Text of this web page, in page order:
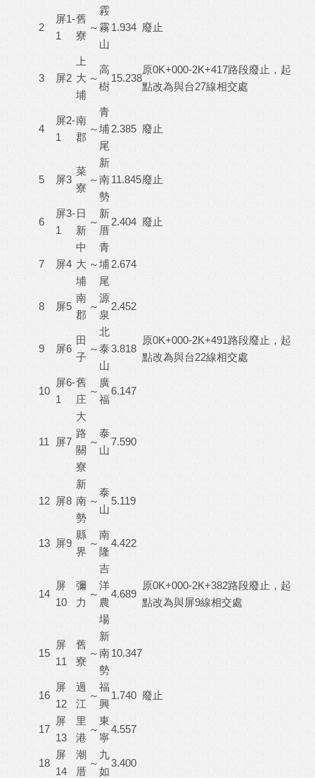
2
屏1-
1
舊
寮
～
霚
霧
山
1.934 廢止
3 屏2
上
大
埔
～
高
樹
15.238
原0K+000-2K+417路段廢止，起
點改為與台27線相交處
4
屏2-
1
南
郡
～
青
埔
尾
2.385 廢止
5 屏3
菜
寮
～
新
南
勢
11.845廢止
6
屏3-
1
日
新
～
新
厝
2.404 廢止
7 屏4
中
大
埔
～
青
埔
尾
2.674
8 屏5
南
郡
～
源
泉
2.452
9 屏6
田
子
～
北
泰
山
3.818
原0K+000-2K+491路段廢止，起
點改為與台22線相交處
10
屏6-
1
舊
庄
～
廣
福
6.147
11 屏7
大
路
關
寮
～
泰
山
7.590
12 屏8
新
南
勢
～
泰
山
5.119
13 屏9
縣
界
～
南
隆
4.422
14
屏
10
彌
力
～
吉
洋
農
場
4.689
原0K+000-2K+382路段廢止，起
點改為與屏9線相交處
15
屏
11
舊
寮
～
新
南
勢
10.347
16
屏
12
過
江
～
福
興
1.740 廢止
17
屏
13
里
港
～
東
寧
4.557
18
屏
14
潮
厝
～
九
如
3.400